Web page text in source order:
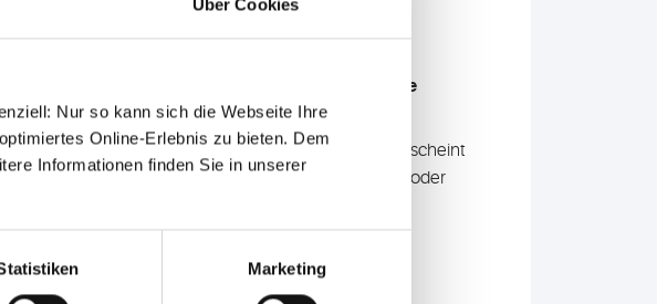
Über Cookies
Nur so kann sich die Webseite Ihre
Online-Erlebnis zu bieten. Dem
Informationen finden Sie in unserer
Marketing
Sind Patienten mit vorbekannter Thrombose
als autoimmuner Mechanismus beschrieben. Daher scheint
zu geben, wenn bei Patienten Thrombophilien oder